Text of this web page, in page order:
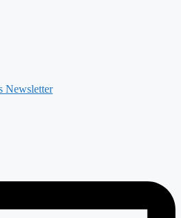
Newsletter